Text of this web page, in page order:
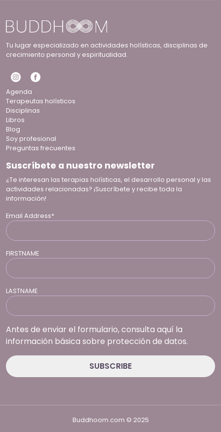
Tu lugar especializado en actividades holísticas, disciplinas de
crecimiento personal y espiritualidad.
Agenda
Terapeutas holísticos
Disciplinas
Libros
Blog
Soy profesional
Preguntas frecuentes
Suscríbete a nuestro newsletter
¿Te interesan las terapias holísticas, el desarrollo personal y las
actividades relacionadas? ¡Suscríbete y recibe toda la
información!
Email Address*
FIRSTNAME
LASTNAME
Antes de enviar el formulario, consulta aquí la
información básica sobre protección de datos.
Buddhoom.com © 2025